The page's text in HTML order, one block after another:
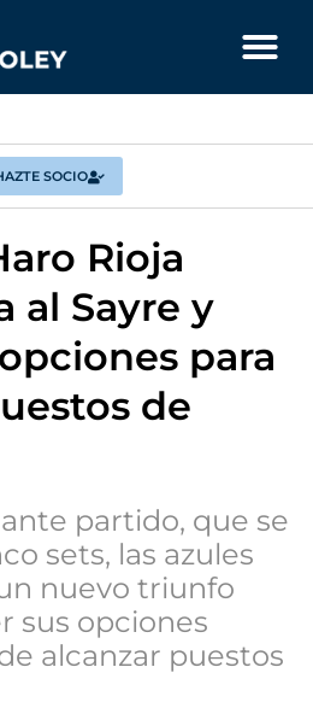
SOCIO
Rioja
al Sayre y
para
de
partido, que se
sets, las azules
nuevo triunfo
sus opciones
alcanzar puestos